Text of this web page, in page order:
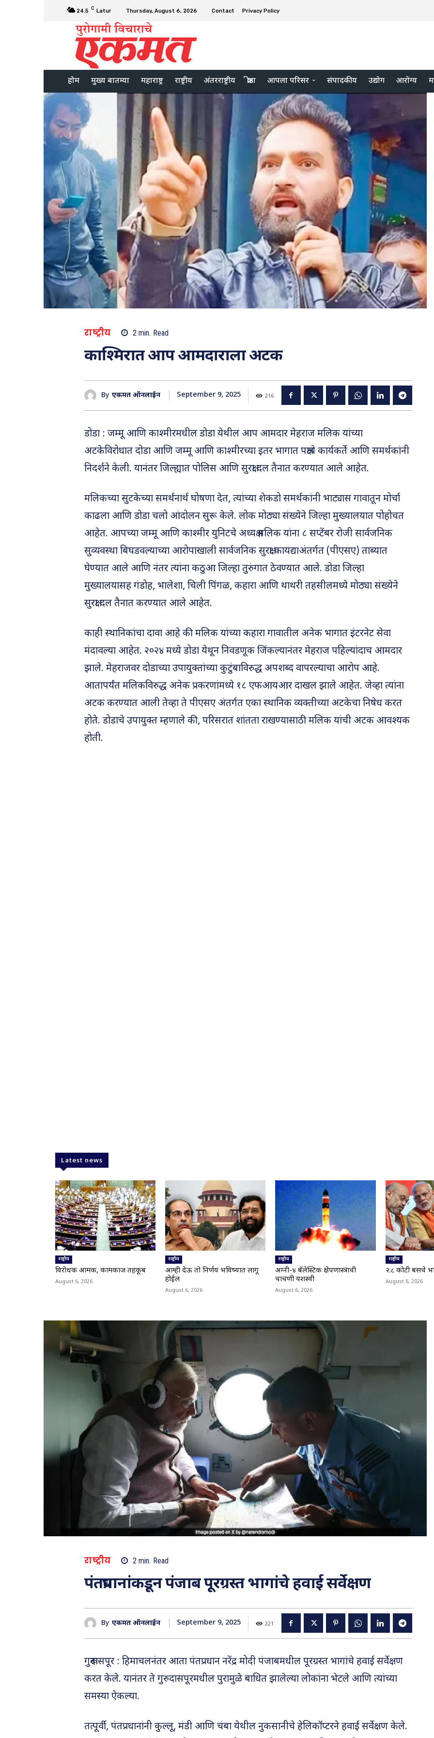
24.5 C Latur Thursday, August 6, 2026 Contact Privacy Policy
होम मुख्य बातम्या महाराष्ट्र राष्ट्रीय अंतरराष्ट्रीय क्रीडा आपला परिसर संपादकीय उद्योग आरोग्य
राष्ट्रीय 2 min. Read
काश्मिरात आप आमदाराला अटक
By एकमत ऑनलाईन September 9, 2025 216
डोडा : जम्मू आणि काश्मीरमधील डोडा येथील आप आमदार मेहराज मलिक यांच्या
अटकेविरोधात दोडा आणि जम्मू आणि काश्मीरच्या इतर भागात पक्षाचे कार्यकर्ते आणि समर्थकांनी
निदर्शने केली. यानंतर जिल्ह्यात पोलिस आणि सुरक्षा दल तैनात करण्यात आले आहेत.
मलिकच्या सुटकेच्या समर्थनार्थ घोषणा देत, त्यांच्या शेकडो समर्थकांनी भाट्यास गावातून मोर्चा
काढला आणि डोडा चलो आंदोलन सुरू केले. लोक मोठ्या संख्येने जिल्हा मुख्यालयात पोहोचत
आहेत. आपच्या जम्मू आणि काश्मीर युनिटचे अध्यक्ष मलिक यांना ८ सप्टेंबर रोजी सार्वजनिक
सुव्यवस्था बिघडवल्याच्या आरोपाखाली सार्वजनिक सुरक्षा कायद्याअंतर्गत (पीएसए) ताब्यात
घेण्यात आले आणि नंतर त्यांना कठुआ जिल्हा तुरुंगात ठेवण्यात आले. डोडा जिल्हा
मुख्यालयासह गंडोह, भालेशा, चिली पिंगळ, कहारा आणि थाथरी तहसीलमध्ये मोठ्या संख्येने
सुरक्षा दल तैनात करण्यात आले आहेत.
काही स्थानिकांचा दावा आहे की मलिक यांच्या कहारा गावातील अनेक भागात इंटरनेट सेवा
मंदावल्या आहेत. २०२४ मध्ये डोडा येथून निवडणूक जिंकल्यानंतर मेहराज पहिल्यांदाच आमदार
झाले. मेहराजवर दोडाच्या उपायुक्तांच्या कुटुंबाविरुद्ध अपशब्द वापरल्याचा आरोप आहे.
आतापर्यंत मलिकविरुद्ध अनेक प्रकरणांमध्ये १८ एफआयआर दाखल झाले आहेत. जेव्हा त्यांना
अटक करण्यात आली तेव्हा ते पीएसए अंतर्गत एका स्थानिक व्यक्तीच्या अटकेचा निषेध करत
होते. डोडाचे उपायुक्त म्हणाले की, परिसरात शांतता राखण्यासाठी मलिक यांची अटक आवश्यक
होती.
Latest news
राष्ट्रीय
विरोधक आक्रमक, कामकाज तहकूब
August 6, 2026
राष्ट्रीय
आम्ही देऊ तो निर्णय भविष्यात लागू
होईल
August 6, 2026
राष्ट्रीय
अग्नी-४ बॅलेस्टिक क्षेपणास्त्राची
चाचणी यशस्वी
August 6, 2026
राष्ट्रीय
२.८ कोटी बसचे
August 6, 2026